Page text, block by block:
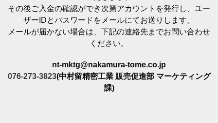
その後ご入金の確認ができ次第アカウントを発行し、ユー
ザーIDとパスワードをメールにてお送りします。
メールが届かない場合は、下記の連絡先までお問い合わせ
ください。
nt-mktg@nakamura-tome.co.jp
076-273-3823(中村留精密工業 販売促進部 マーケティング
課)